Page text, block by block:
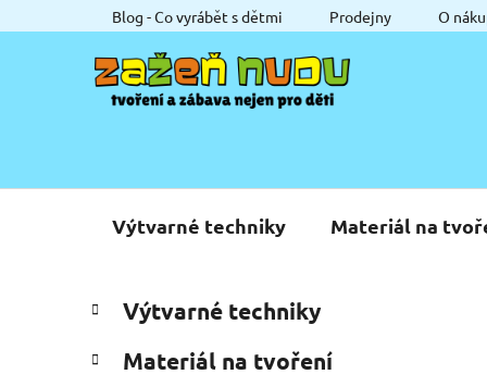
na
Blog - Co vyrábět s dětmi Prodejny O
Výtvarné techniky Materiál na
P
o
s
Přeskočit
kategorie
a
e
Výtvarné techniky
Materiál na tvoření